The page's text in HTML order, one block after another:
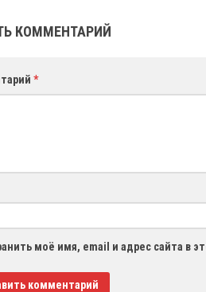
КОММЕНТАРИЙ
*
моё имя, email и адрес сайта в